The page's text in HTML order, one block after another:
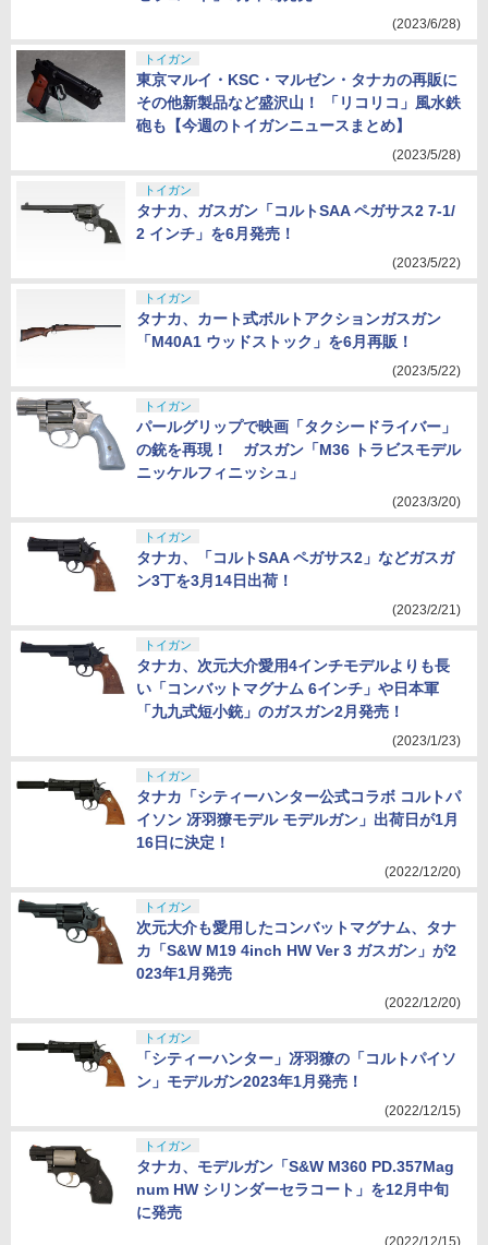
(2023/6/28)
トイガン
東京マルイ・KSC・マルゼン・タナカの再販に
その他新製品など盛沢山！ 「リコリコ」風水鉄
砲も【今週のトイガンニュースまとめ】
(2023/5/28)
トイガン
タナカ、ガスガン「コルトSAA ペガサス2 7-1/
2 インチ」を6月発売！
(2023/5/22)
トイガン
タナカ、カート式ボルトアクションガスガン
「M40A1 ウッドストック」を6月再販！
(2023/5/22)
トイガン
パールグリップで映画「タクシードライバー」
の銃を再現！ ガスガン「M36 トラビスモデル
ニッケルフィニッシュ」
(2023/3/20)
トイガン
タナカ、「コルトSAA ペガサス2」などガスガ
ン3丁を3月14日出荷！
(2023/2/21)
トイガン
タナカ、次元大介愛用4インチモデルよりも長
い「コンバットマグナム 6インチ」や日本軍
「九九式短小銃」のガスガン2月発売！
(2023/1/23)
トイガン
タナカ「シティーハンター公式コラボ コルトパ
イソン 冴羽獠モデル モデルガン」出荷日が1月
16日に決定！
(2022/12/20)
トイガン
次元大介も愛用したコンバットマグナム、タナ
カ「S&W M19 4inch HW Ver 3 ガスガン」が2
023年1月発売
(2022/12/20)
トイガン
「シティーハンター」冴羽獠の「コルトパイソ
ン」モデルガン2023年1月発売！
(2022/12/15)
トイガン
タナカ、モデルガン「S&W M360 PD.357Mag
num HW シリンダーセラコート」を12月中旬
に発売
(2022/12/15)